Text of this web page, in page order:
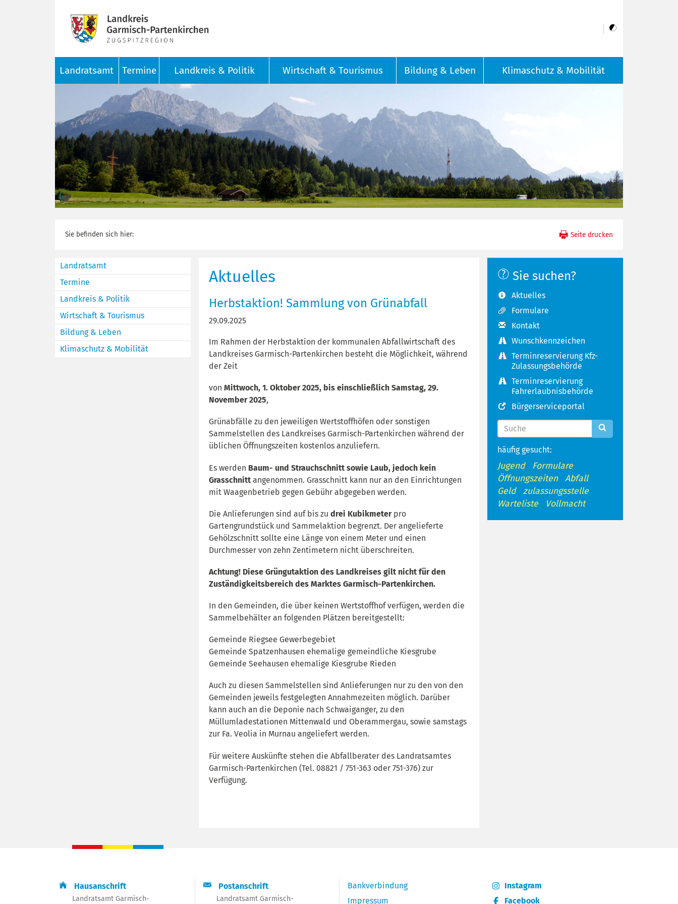
Landratsamt Termine Landkreis & Politik Wirtschaft & Tourismus Bildung & Leben Klimaschutz & Mobilität
Sie befinden sich hier: Seite drucken
Landratsamt
Termine
Landkreis & Politik
Wirtschaft & Tourismus
Bildung & Leben
Klimaschutz & Mobilität
Aktuelles
Herbstaktion! Sammlung von Grünabfall
29.09.2025
Im Rahmen der Herbstaktion der kommunalen Abfallwirtschaft des
Landkreises Garmisch-Partenkirchen besteht die Möglichkeit, während
der Zeit
von Mittwoch, 1. Oktober 2025, bis einschließlich Samstag, 29.
November 2025,
Grünabfälle zu den jeweiligen Wertstoffhöfen oder sonstigen
Sammelstellen des Landkreises Garmisch-Partenkirchen während der
üblichen Öffnungszeiten kostenlos anzuliefern.
Es werden Baum- und Strauchschnitt sowie Laub, jedoch kein
Grasschnitt angenommen. Grasschnitt kann nur an den Einrichtungen
mit Waagenbetrieb gegen Gebühr abgegeben werden.
Die Anlieferungen sind auf bis zudrei Kubikmeterpro
Gartengrundstück und Sammelaktion begrenzt. Der angelieferte
Gehölzschnitt sollte eine Länge von einem Meter und einen
Durchmesser von zehn Zentimetern nicht überschreiten.
Achtung! Diese Grüngutaktion des Landkreises gilt nicht für den
Zuständigkeitsbereich des Marktes Garmisch-Partenkirchen.
In den Gemeinden, die über keinen Wertstoffhof verfügen, werden die
Sammelbehälter an folgenden Plätzen bereitgestellt:
Gemeinde Riegsee Gewerbegebiet
Gemeinde Spatzenhausen ehemalige gemeindliche Kiesgrube
Gemeinde Seehausen ehemalige Kiesgrube Rieden
Auch zu diesen Sammelstellen sind Anlieferungen nur zu den von den
Gemeinden jeweils festgelegten Annahmezeiten möglich. Darüber
kann auch an die Deponie nach Schwaiganger, zu den
Müllumladestationen Mittenwald und Oberammergau, sowie samstags
zur Fa. Veolia in Murnau angeliefert werden.
Für weitere Auskünfte stehen die Abfallberater des Landratsamtes
Garmisch-Partenkirchen (Tel. 08821 / 751-363 oder 751-376) zur
Verfügung.
Sie suchen?
Aktuelles
Formulare
Kontakt
Wunschkennzeichen
Terminreservierung Kfz-
Zulassungsbehörde
Terminreservierung
Fahrerlaubnisbehörde
Bürgerserviceportal
häufig gesucht:
Jugend
Formulare
Öffnungszeiten
Abfall
Geld
zulassungsstelle
Warteliste
Vollmacht
Hausanschrift
Landratsamt Garmisch-
Postanschrift
Landratsamt Garmisch-
Bankverbindung
Impressum
Instagram
Facebook